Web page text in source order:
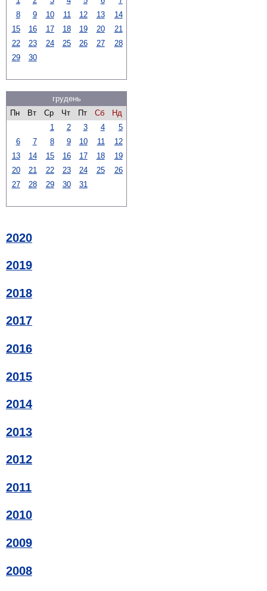
8
9 10 11 12 13
14
15
16 17 18 19 20
21
22
23 24 25 26 27
28
29
30
грудень
Пн
Вт Ср Чт Пт Сб
Нд
1
2 3 4
5
6
7 8 9 10 11
12
13
14 15 16 17 18
19
20
21 22 23 24 25
26
27
28 29 30 31
2020
2019
2018
2017
2016
2015
2014
2013
2012
2011
2010
2009
2008